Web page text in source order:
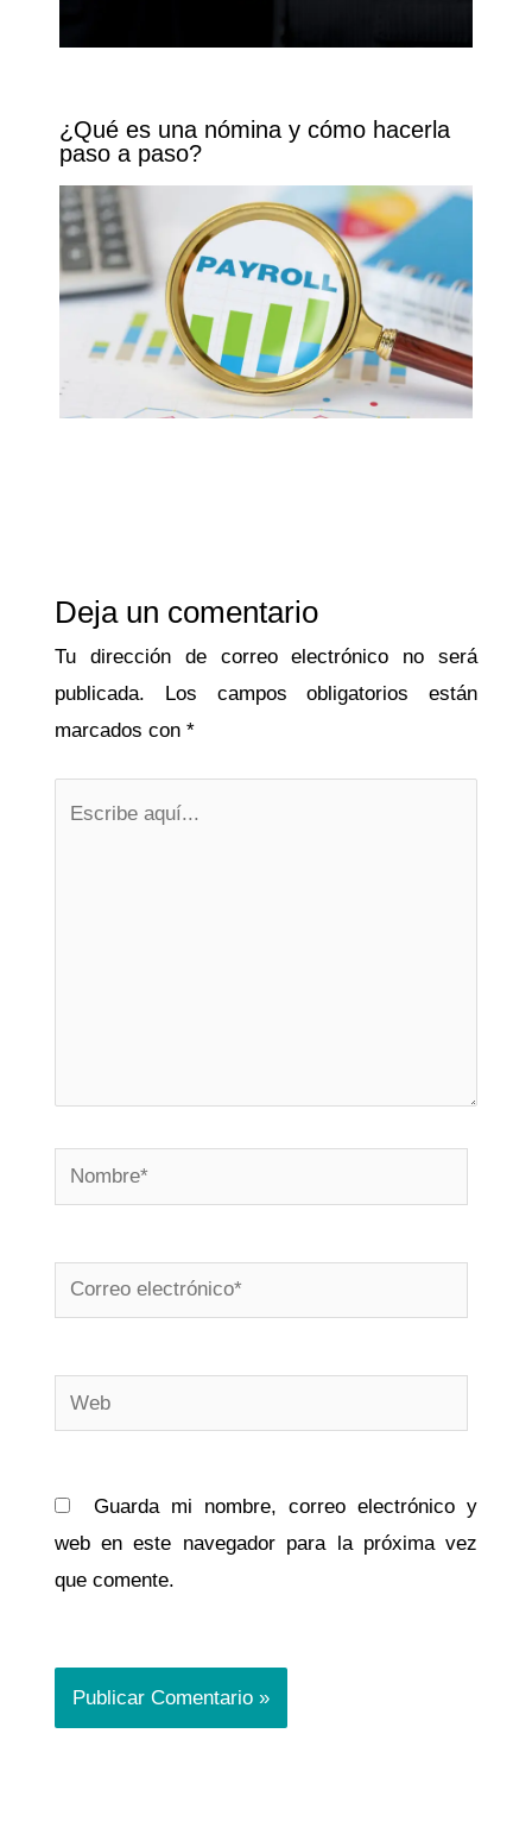
¿Qué es una nómina y cómo hacerla
paso a paso?
Deja un comentario
Tu dirección de correo electrónico no será
publicada.
Los campos obligatorios están
marcados con *
Nombre*
Correo
electrónico*
Web
Guarda mi nombre, correo electrónico y
web en este navegador para la próxima vez
que comente.